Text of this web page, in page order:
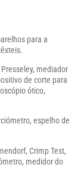
para a
mediador
de corte para
ótico,
espelho de
Crimp Test,
medidor do